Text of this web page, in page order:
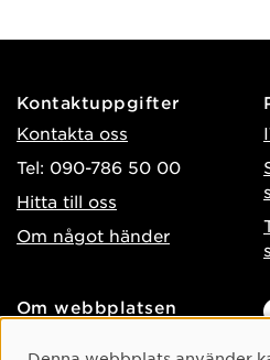
Kontaktuppgifter
Kontakta oss
Tel: 090-786 50 00
Hitta till oss
Om något händer
Om webbplatsen